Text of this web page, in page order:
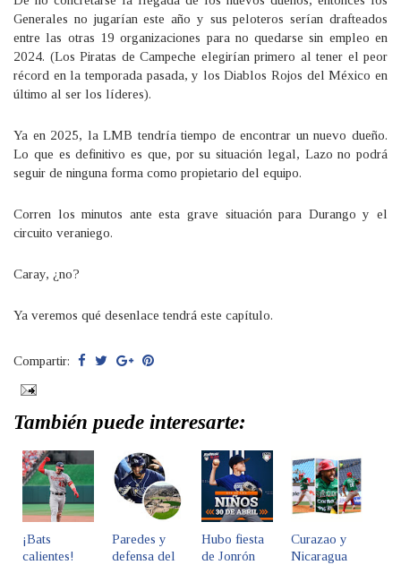
Generales no jugarían este año y sus peloteros serían drafteados
entre las otras 19 organizaciones para no quedarse sin empleo en
2024. (Los Piratas de Campeche elegirían primero al tener el peor
récord en la temporada pasada, y los Diablos Rojos del México en
último al ser los líderes).
Ya en 2025, la LMB tendría tiempo de encontrar un nuevo dueño.
Lo que es definitivo es que, por su situación legal, Lazo no podrá
seguir de ninguna forma como propietario del equipo.
Corren los minutos ante esta grave situación para Durango y el
circuito veraniego.
Caray, ¿no?
Ya veremos qué desenlace tendrá este capítulo.
Compartir:
También puede interesarte:
¡Bats
calientes!
Paredes y
defensa del
Hubo fiesta
de Jonrón
Curazao y
Nicaragua